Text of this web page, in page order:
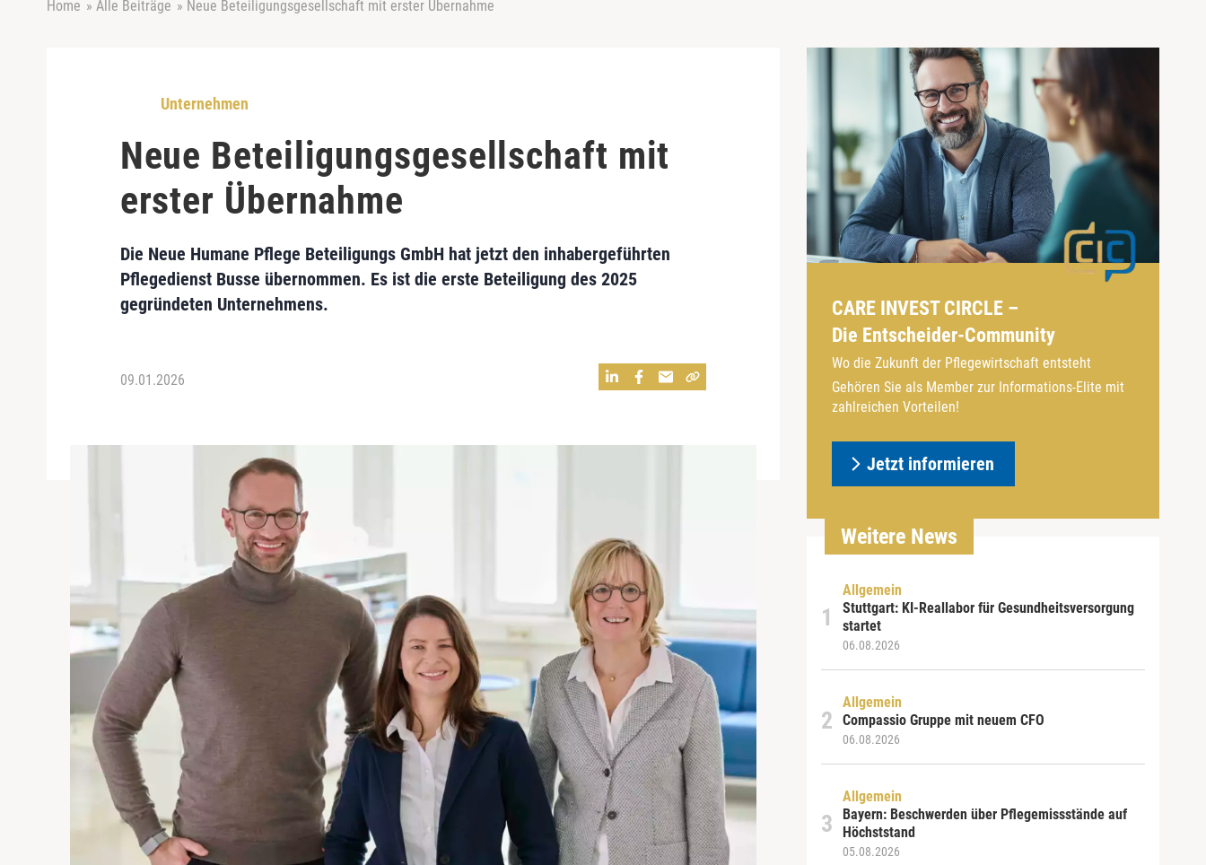
Home » Alle Beiträge » Neue Beteiligungsgesellschaft mit erster Übernahme
Unternehmen
Neue Beteiligungsgesellschaft mit
erster Übernahme
Die Neue Humane Pflege Beteiligungs GmbH hat jetzt den inhabergeführten
Pflegedienst Busse übernommen. Es ist die erste Beteiligung des 2025
gegründeten Unternehmens.
09.01.2026
CARE INVEST CIRCLE –
Die Entscheider-Community
Wo die Zukunft der Pflegewirtschaft entsteht
Gehören Sie als Member zur Informations-Elite mit
zahlreichen Vorteilen!
Jetzt informieren
Weitere News
Allgemein
Stuttgart: KI-Reallabor für Gesundheitsversorgung
startet
06.08.2026
Allgemein
Compassio Gruppe mit neuem CFO
06.08.2026
Allgemein
Bayern: Beschwerden über Pflegemissstände auf
Höchststand
05.08.2026